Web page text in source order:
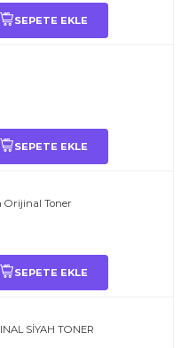
SEPETE EKLE
SEPETE EKLE
Orijinal Toner
SEPETE EKLE
SİYAH TONER